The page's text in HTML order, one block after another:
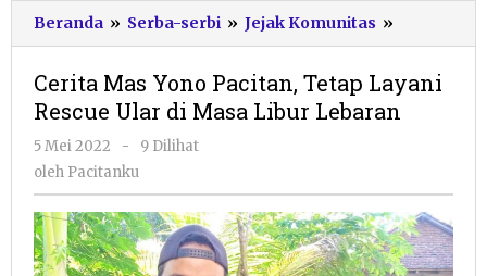
Beranda » Serba-serbi » Jejak Komunitas »
Mas
Pacitan,
Tetap
Masa
Libur
Cerita Mas Yono Pacitan, Tetap Layani
Rescue Ular di Masa Libur Lebaran
5 Mei 2022
oleh
Pacitanku
-
9 Dilihat
oleh Pacitanku